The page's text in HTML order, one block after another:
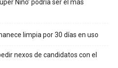
Niño’ podría ser el más
limpia por 30 días en uso
nexos de candidatos con el